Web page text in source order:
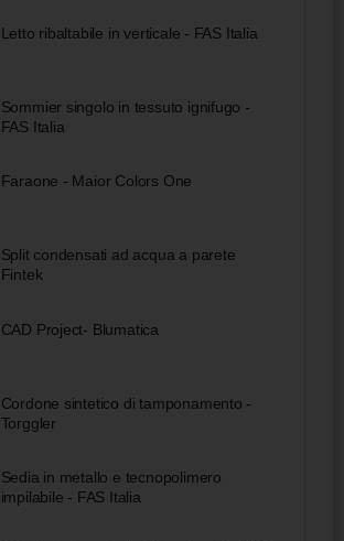
Letto ribaltabile in verticale - FAS Italia
Sommier singolo in tessuto ignifugo -
FAS Italia
Faraone - Maior Colors One
Split condensati ad acqua a parete
Fintek
CAD Project- Blumatica
Cordone sintetico di tamponamento -
Torggler
Sedia in metallo e tecnopolimero
impilabile - FAS Italia